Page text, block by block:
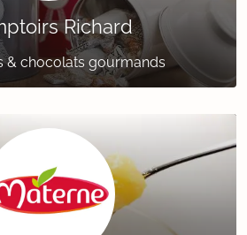
Richard
& chocolats gourmands